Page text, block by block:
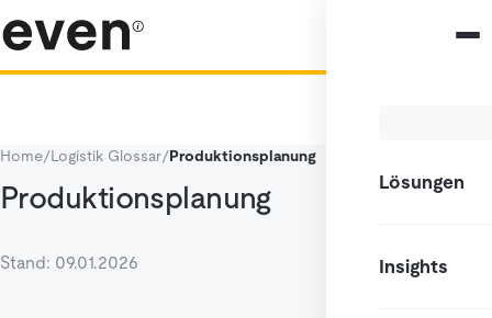
Lösungen
Insights
Home/Logistik Glossar/Produktionsplanung
Produktionsplanung
Stand: 09.01.2026